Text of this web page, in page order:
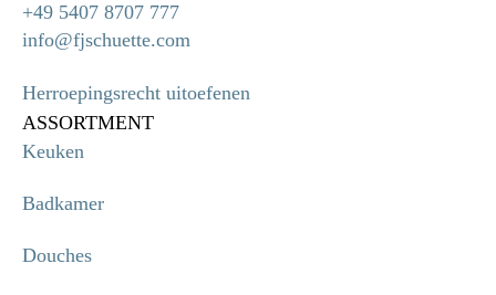
+49 5407 8707 777
info@fjschuette.com
Herroepingsrecht uitoefenen
ASSORTMENT
Keuken
Badkamer
Douches